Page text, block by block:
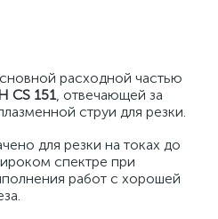
расходной частью
CS 151, отвечающей за
струи для резки.
для резки на токах до
спектре при
работ с хорошей